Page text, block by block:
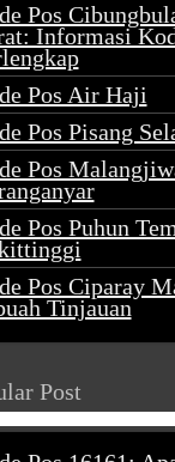
Pos
Informasi
Pos Air Haji
Pos Pisang
Pos
Pos Puhun
Pos Ciparay
Tinjauan
Post